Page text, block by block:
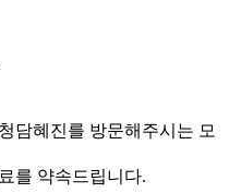
담혜진를 방문해주시는 모
를 약속드립니다.